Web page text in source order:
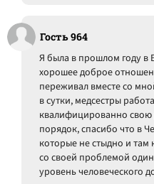
Гость 964
Я была в прошлом году в
хорошее доброе
переживал вместе со
в сутки, медсестры
квалифицированно свою
порядок, спасибо что в
которые не стыдно и
со своей проблемой
уровень человеческого